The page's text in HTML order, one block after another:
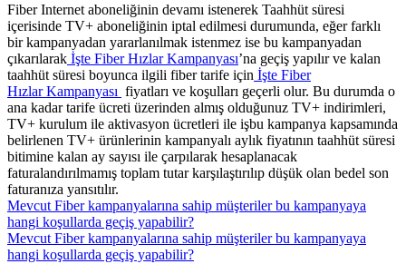
Fiber Internet aboneliğinin devamı istenerek Taahhüt süresi
içerisinde TV+ aboneliğinin iptal edilmesi durumunda, eğer farklı
bir kampanyadan yararlanılmak istenmez ise bu kampanyadan
çıkarılarak İşte Fiber Hızlar Kampanyası’na geçiş yapılır ve kalan
taahhüt süresi boyunca ilgili fiber tarife için İşte Fiber
Hızlar Kampanyası​ fiyatları ve koşulları geçerli olur. Bu durumda o
ana kadar tarife ücreti üzerinden almış olduğunuz TV+ indirimleri,
TV+ kurulum ile aktivasyon ücretleri ile işbu kampanya kapsamında
belirlenen TV+ ürünlerinin kampanyalı aylık fiyatının taahhüt süresi
bitimine kalan ay sayısı ile çarpılarak hesaplanacak
faturalandırılmamış toplam tutar karşılaştırılıp düşük olan bedel son
faturanıza yansıtılır.​
Mevcut Fiber kampanyalarına sahip müşteriler bu kampanyaya
hangi koşullarda geçiş yapabilir?
Mevcut Fiber kampanyalarına sahip müşteriler bu kampanyaya
hangi koşullarda geçiş yapabilir?